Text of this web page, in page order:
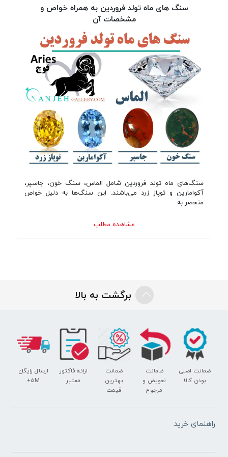
سنگ‌ های ماه تولد فروردین به همراه خواص و
مشخصات آن
سنگ‌های ماه تولد فروردین شامل الماس، سنگ خون، جاسپر،
آکوامارین و توپاز زرد می‌باشند. این سنگ‌ها به دلیل خواص
منحصر به
مشاهده مطلب
برگشت به بالا
ضمانت اصلی
بودن کالا
ضمانت
تعویض و
مرجوع
ضمانت
بهترین
قیمت
ارائه فاکتور
معتبر
ارسال رایگان
5M+
راهنمای خرید